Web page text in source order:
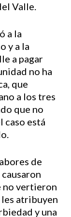
Valle.
a la
y a la
a pagar
no ha
que
a los tres
que no
caso está
de
no vertieron
atribuyen
y una